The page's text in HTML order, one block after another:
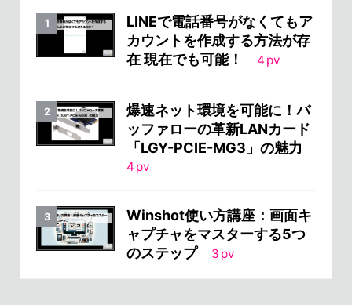
LINEで電話番号がなくてもア
カウントを作成する方法が存
在 現在でも可能！
4 pv
爆速ネット環境を可能に！バ
ッファローの革新LANカード
「LGY-PCIE-MG3」の魅力
4 pv
Winshot使い方講座：画面キ
ャプチャをマスターする5つ
のステップ
3 pv